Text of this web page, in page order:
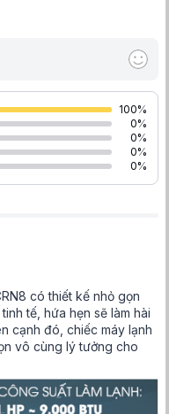
100%
0%
0%
0%
0%
có thiết kế nhỏ gọn
tế, hứa hẹn sẽ làm hài
cạnh đó, chiếc máy lạnh
vô cùng lý tưởng cho